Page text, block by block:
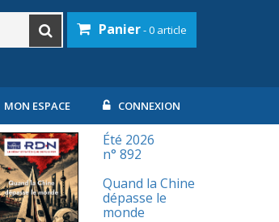
Panier- 0 article
MON ESPACE CONNEXION
Été 2026
n° 892
Quand la Chine
dépasse le
monde